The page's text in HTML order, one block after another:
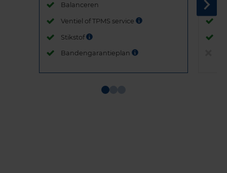
Balanceren
Ventiel of TPMS service
Stikstof
Bandengarantieplan